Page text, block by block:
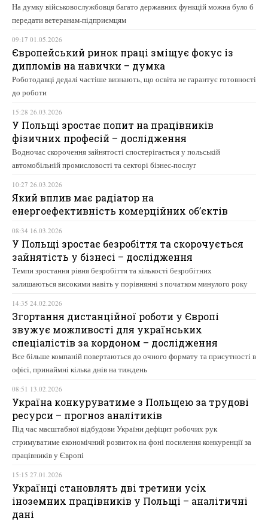
На думку військовослужбовця багато державних функцій можна було б
передати ветеранам-підприємцям
09:17 01.05.2026
Європейський ринок праці зміщує фокус із
дипломів на навички – думка
Роботодавці дедалі частіше визнають, що освіта не гарантує готовності
до роботи
15:28 26.03.2026
У Польщі зростає попит на працівників
фізичних професій – дослідження
Водночас скорочення зайнятості спостерігається у польській
автомобільній промисловості та секторі бізнес-послуг
10:27 26.03.2026
Який вплив має радіатор на
енергоефективність комерційних об’єктів
08:34 16.03.2026
У Польщі зростає безробіття та скорочується
зайнятість у бізнесі – дослідження
Темпи зростання рівня безробіття та кількості безробітних
залишаються високими навіть у порівнянні з початком минулого року
14:35 24.02.2026
Згортання дистанційної роботи у Європі
звужує можливості для українських
спеціалістів за кордоном – дослідження
Все більше компаній повертаються до очного формату та присутності в
офісі, принаймні кілька днів на тиждень
08:51 13.02.2026
Україна конкуруватиме з Польщею за трудові
ресурси – прогноз аналітиків
Під час масштабної відбудови України дефіцит робочих рук
стримуватиме економічний розвиток на фоні посилення конкуренції за
працівників у Європі
15:15 27.01.2026
Українці становлять дві третини усіх
іноземних працівників у Польщі – аналітичні
дані